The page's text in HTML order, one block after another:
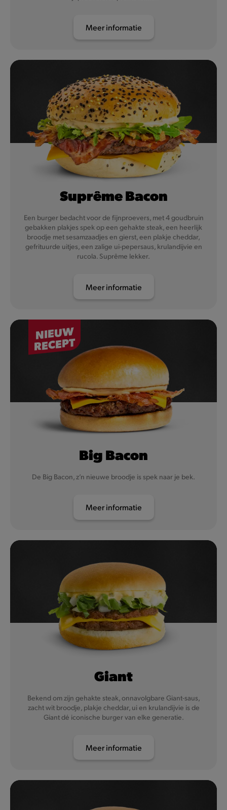
Meer informatie
Suprême Bacon
Een burger bedacht voor de fijnproevers, met 4 goudbruin
gebakken plakjes spek op een gehakte steak, een heerlijk
broodje met sesamzaadjes en gierst, een plakje cheddar,
gefrituurde uitjes, een zalige ui-pepersaus, krulandijvie en
rucola. Suprême lekker.
Meer informatie
NIEUW
RECEPT
Big Bacon
De Big Bacon, z’n nieuwe broodje is spek naar je bek.
Meer informatie
Giant
Bekend om zijn gehakte steak, onnavolgbare Giant-saus,
zacht wit broodje, plakje cheddar, ui en krulandijvie is de
Giant dé iconische burger van elke generatie.
Meer informatie